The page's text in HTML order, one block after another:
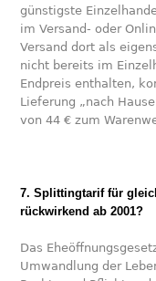
günstigste
im Versand- oder
Versand dort als
nicht bereits im
Endpreis enthalten,
Lieferung „nach
von 44 € zum
7. Splittingtarif für
rückwirkend ab 2001?
Das
Umwandlung der